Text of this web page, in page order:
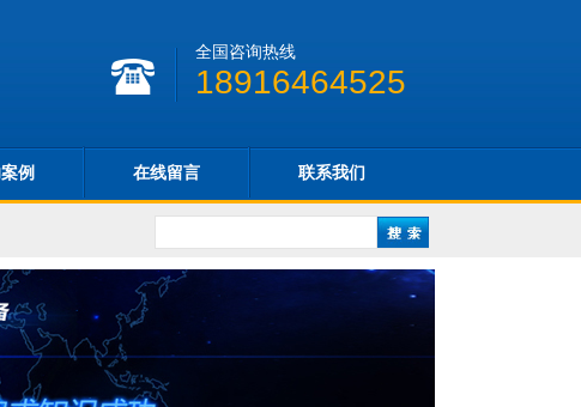
全国咨询热线
18916464525
例 在线留言 联系我们